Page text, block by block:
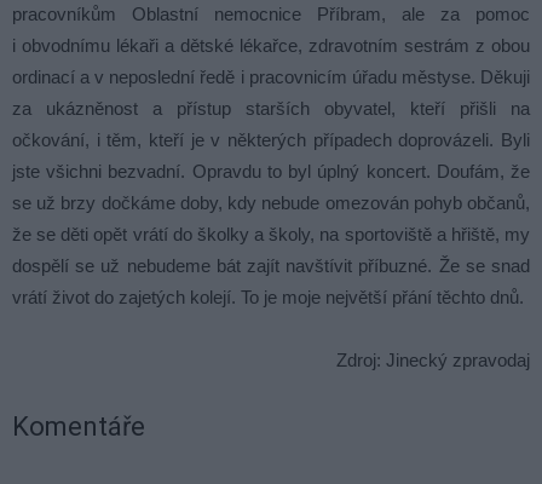
pracovníkům Oblastní nemocnice Příbram, ale za pomoc
i obvodnímu lékaři a dětské lékařce, zdravotním sestrám z obou
ordinací a v neposlední ředě i pracovnicím úřadu městyse. Děkuji
za ukázněnost a přístup starších obyvatel, kteří přišli na
očkování, i těm, kteří je v některých případech doprovázeli. Byli
jste všichni bezvadní. Opravdu to byl úplný koncert. Doufám, že
se už brzy dočkáme doby, kdy nebude omezován pohyb občanů,
že se děti opět vrátí do školky a školy, na sportoviště a hřiště, my
dospělí se už nebudeme bát zajít navštívit příbuzné. Že se snad
vrátí život do zajetých kolejí. To je moje největší přání těchto dnů.
Zdroj: Jinecký zpravodaj
Komentáře